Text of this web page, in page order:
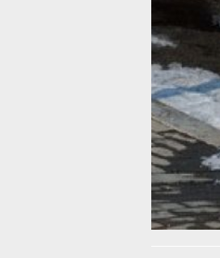
регулярных
от
В ТЕМУ:
В
выплата на
Читайте
Огонь!
Грустно